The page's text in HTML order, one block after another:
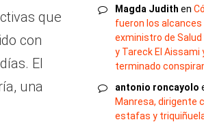
que
con
El
una
Magda Judith en
fueron los alcances
exministro de
y Tareck El
terminado
antonio roncayolo
Manresa, dirigente
estafas y